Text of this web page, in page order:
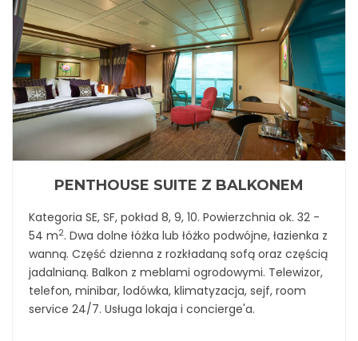
PENTHOUSE SUITE Z BALKONEM
Kategoria SE, SF, pokład 8, 9, 10. Powierzchnia ok. 32 -
54 m2. Dwa dolne łóżka lub łóżko podwójne, łazienka z
wanną. Część dzienna z rozkładaną sofą oraz częścią
jadalnianą. Balkon z meblami ogrodowymi. Telewizor,
telefon, minibar, lodówka, klimatyzacja, sejf, room
service 24/7. Usługa lokaja i concierge'a.